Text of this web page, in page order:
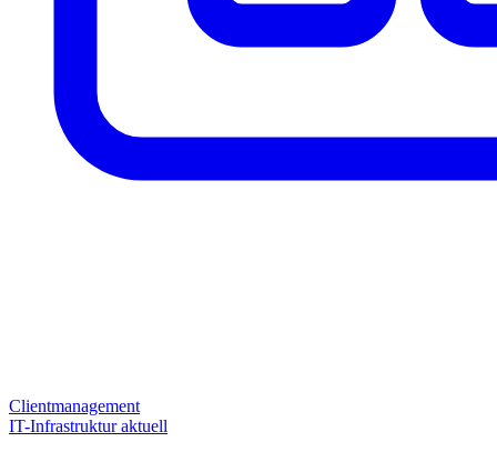
Clientmanagement
IT-Infrastruktur aktuell